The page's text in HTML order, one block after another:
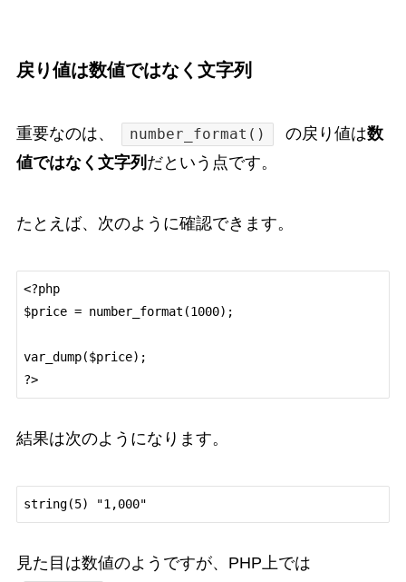
戻り値は数値ではなく文字列
重要なのは、 number_format() の戻り値は数
値ではなく文字列 だという点です。
たとえば、次のように確認できます。
<?php
$price = number_format(1000);
var_dump($price);
?>
結果は次のようになります。
見た目は数値のようですが、PHP上では